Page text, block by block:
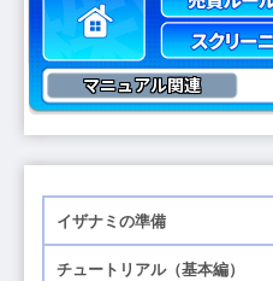
マニュアル関連